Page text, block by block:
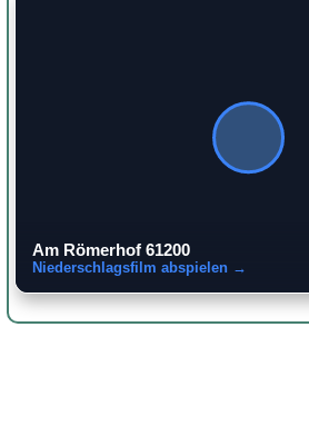
Am Römerhof 61200
Niederschlagsfilm abspielen →